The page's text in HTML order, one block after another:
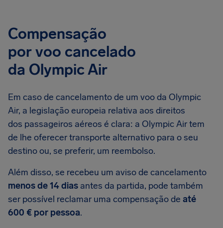
Compensação
por voo cancelado
da Olympic Air
Em caso de cancelamento de um voo da Olympic
Air, a legislação europeia relativa aos direitos
dos passageiros aéreos é clara: a Olympic Air tem
de lhe oferecer transporte alternativo para o seu
destino ou, se preferir, um reembolso.
Além disso, se recebeu um aviso de cancelamento
menos de 14 dias antes da partida, pode também
ser possível reclamar uma compensação de até
600 € por pessoa.